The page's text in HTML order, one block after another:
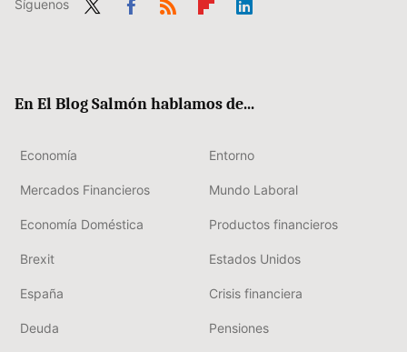
Síguenos
En El Blog Salmón hablamos de...
Economía Entorno
Mercados Financieros Mundo Laboral
Economía Doméstica Productos financieros
Brexit Estados Unidos
España Crisis financiera
Deuda Pensiones